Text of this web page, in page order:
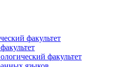
факультет
факультет